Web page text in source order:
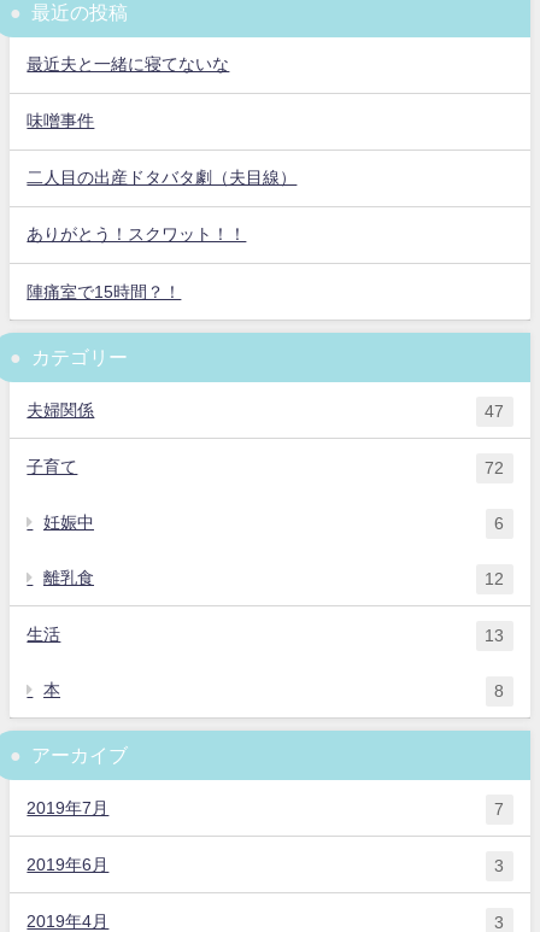
最近の投稿
最近夫と一緒に寝てないな
味噌事件
二人目の出産ドタバタ劇（夫目線）
ありがとう！スクワット！！
陣痛室で15時間？！
カテゴリー
夫婦関係 47
子育て 72
妊娠中 6
離乳食 12
生活 13
本 8
アーカイブ
2019年7月 7
2019年6月 3
2019年4月 3